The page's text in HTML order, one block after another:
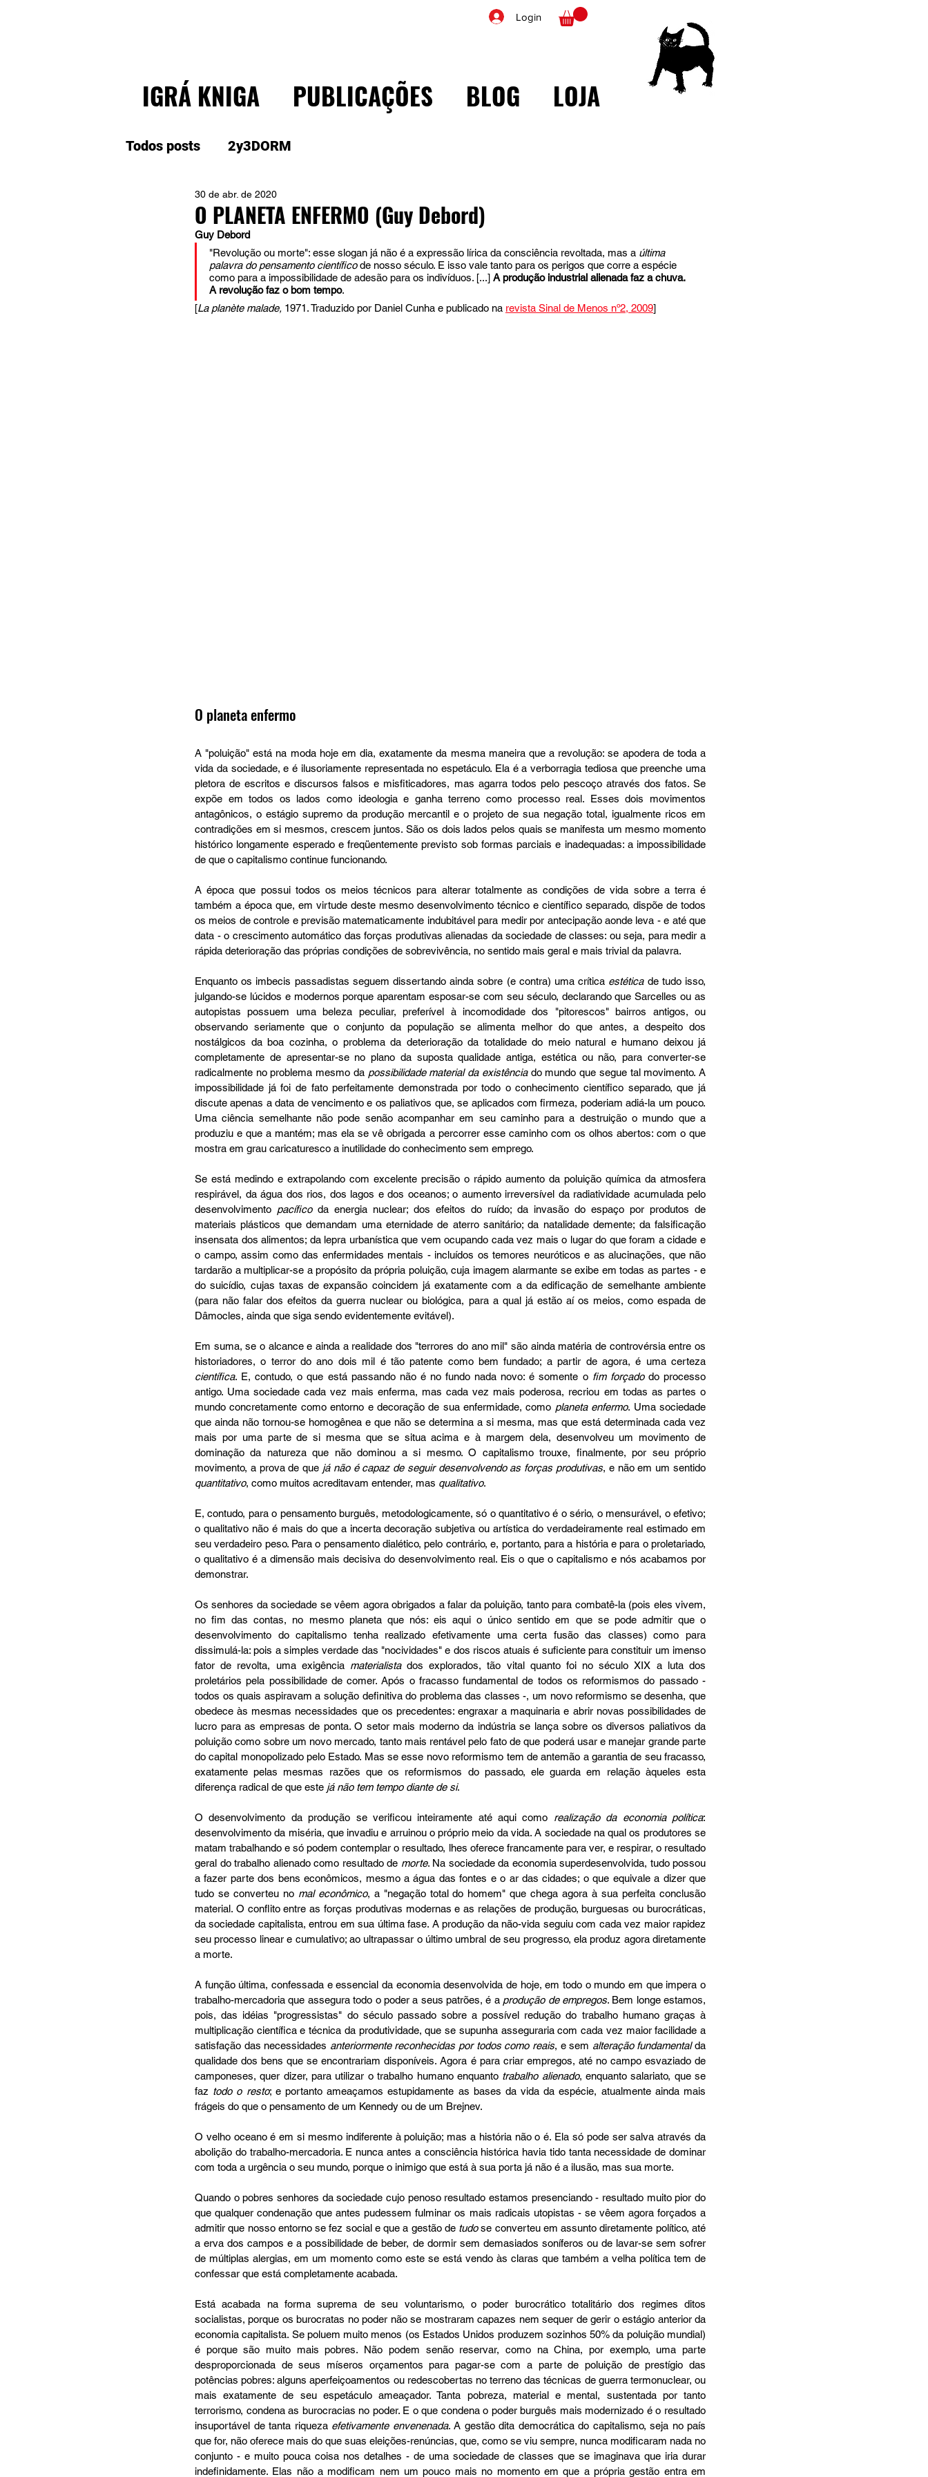
Login
IGRÁ KNIGA PUBLICAÇÕES BLOG LOJA
Todos posts 2y3DORM
O PLANETA ENFERMO (Guy Debord)
30 de abr. de 2020
Guy Debord
"Revolução ou morte": esse slogan já não é a expressão lírica da consciência revoltada, mas a última
palavra do pensamento científico de nosso século. E isso vale tanto para os perigos que corre a espécie
como para a impossibilidade de adesão para os indivíduos. [...] A produção industrial alienada faz a chuva.
A revolução faz o bom tempo.
[La planète malade, 1971. Traduzido por Daniel Cunha e publicado na revista Sinal de Menos nº2, 2009]
O planeta enfermo
A "poluição" está na moda hoje em dia, exatamente da mesma maneira que a revolução: se apodera de toda a
vida da sociedade, e é ilusoriamente representada no espetáculo. Ela é a verborragia tediosa que preenche uma
pletora de escritos e discursos falsos e misfiticadores, mas agarra todos pelo pescoço através dos fatos. Se
expõe em todos os lados como ideologia e ganha terreno como processo real. Esses dois movimentos
antagônicos, o estágio supremo da produção mercantil e o projeto de sua negação total, igualmente ricos em
contradições em si mesmos, crescem juntos. São os dois lados pelos quais se manifesta um mesmo momento
histórico longamente esperado e freqüentemente previsto sob formas parciais e inadequadas: a impossibilidade
de que o capitalismo continue funcionando.
A época que possui todos os meios técnicos para alterar totalmente as condições de vida sobre a terra é
também a época que, em virtude deste mesmo desenvolvimento técnico e científico separado, dispõe de todos
os meios de controle e previsão matematicamente indubitável para medir por antecipação aonde leva - e até que
data - o crescimento automático das forças produtivas alienadas da sociedade de classes: ou seja, para medir a
rápida deterioração das próprias condições de sobrevivência, no sentido mais geral e mais trivial da palavra.
Enquanto os imbecis passadistas seguem dissertando ainda sobre (e contra) uma crítica estética de tudo isso,
julgando-se lúcidos e modernos porque aparentam esposar-se com seu século, declarando que Sarcelles ou as
autopistas possuem uma beleza peculiar, preferível à incomodidade dos "pitorescos" bairros antigos, ou
observando seriamente que o conjunto da população se alimenta melhor do que antes, a despeito dos
nostálgicos da boa cozinha, o problema da deterioração da totalidade do meio natural e humano deixou já
completamente de apresentar-se no plano da suposta qualidade antiga, estética ou não, para converter-se
radicalmente no problema mesmo da possibilidade material da existência do mundo que segue tal movimento. A
impossibilidade já foi de fato perfeitamente demonstrada por todo o conhecimento científico separado, que já
discute apenas a data de vencimento e os paliativos que, se aplicados com firmeza, poderiam adiá-la um pouco.
Uma ciência semelhante não pode senão acompanhar em seu caminho para a destruição o mundo que a
produziu e que a mantém; mas ela se vê obrigada a percorrer esse caminho com os olhos abertos: com o que
mostra em grau caricaturesco a inutilidade do conhecimento sem emprego.
Se está medindo e extrapolando com excelente precisão o rápido aumento da poluição química da atmosfera
respirável, da água dos rios, dos lagos e dos oceanos; o aumento irreversível da radiatividade acumulada pelo
desenvolvimento pacífico da energia nuclear; dos efeitos do ruído; da invasão do espaço por produtos de
materiais plásticos que demandam uma eternidade de aterro sanitário; da natalidade demente; da falsificação
insensata dos alimentos; da lepra urbanística que vem ocupando cada vez mais o lugar do que foram a cidade e
o campo, assim como das enfermidades mentais - incluídos os temores neuróticos e as alucinações, que não
tardarão a multiplicar-se a propósito da própria poluição, cuja imagem alarmante se exibe em todas as partes - e
do suicídio, cujas taxas de expansão coincidem já exatamente com a da edificação de semelhante ambiente
(para não falar dos efeitos da guerra nuclear ou biológica, para a qual já estão aí os meios, como espada de
Dâmocles, ainda que siga sendo evidentemente evitável).
Em suma, se o alcance e ainda a realidade dos "terrores do ano mil" são ainda matéria de controvérsia entre os
científica. E, contudo, o que está passando não é no fundo nada novo: é somente o fim forçado do processo
antigo. Uma sociedade cada vez mais enferma, mas cada vez mais poderosa, recriou em todas as partes o
mundo concretamente como entorno e decoração de sua enfermidade, como planeta enfermo. Uma sociedade
que ainda não tornou-se homogênea e que não se determina a si mesma, mas que está determinada cada vez
mais por uma parte de si mesma que se situa acima e à margem dela, desenvolveu um movimento de
dominação da natureza que não dominou a si mesmo. O capitalismo trouxe, finalmente, por seu próprio
movimento, a prova de que já não é capaz de seguir desenvolvendo as forças produtivas
quantitativo, como muitos acreditavam entender, mas qualitativo.
E, contudo, para o pensamento burguês, metodologicamente, só o quantitativo é o sério, o mensurável, o efetivo;
o qualitativo não é mais do que a incerta decoração subjetiva ou artística do verdadeiramente real estimado em
seu verdadeiro peso. Para o pensamento dialético, pelo contrário, e, portanto, para a história e para o proletariado,
o qualitativo é a dimensão mais decisiva do desenvolvimento real. Eis o que o capitalismo e nós acabamos por
demonstrar.
Os senhores da sociedade se vêem agora obrigados a falar da poluição, tanto para combatê-la (pois eles vivem,
no fim das contas, no mesmo planeta que nós: eis aqui o único sentido em que se pode admitir que o
desenvolvimento do capitalismo tenha realizado efetivamente uma certa fusão das classes) como para
dissimulá-la: pois a simples verdade das "nocividades" e dos riscos atuais é suficiente para constituir um imenso
fator de revolta, uma exigência materialista dos explorados, tão vital quanto foi no século XIX a luta dos
proletários pela possibilidade de comer. Após o fracasso fundamental de todos os reformismos do passado -
todos os quais aspiravam a solução definitiva do problema das classes -, um novo reformismo se desenha, que
obedece às mesmas necessidades que os precedentes: engraxar a maquinaria e abrir novas possibilidades de
lucro para as empresas de ponta. O setor mais moderno da indústria se lança sobre os diversos paliativos da
poluição como sobre um novo mercado, tanto mais rentável pelo fato de que poderá usar e manejar grande parte
do capital monopolizado pelo Estado. Mas se esse novo reformismo tem de antemão a garantia de seu fracasso,
exatamente pelas mesmas razões que os reformismos do passado, ele guarda em relação àqueles esta
diferença radical de que este já não tem tempo diante de si.
O desenvolvimento da produção se verificou inteiramente até aqui como realização da economia política:
desenvolvimento da miséria, que invadiu e arruinou o próprio meio da vida. A sociedade na qual os produtores se
matam trabalhando e só podem contemplar o resultado, lhes oferece francamente para ver, e respirar, o resultado
geral do trabalho alienado como resultado de morte. Na sociedade da economia superdesenvolvida, tudo possou
a fazer parte dos bens econômicos, mesmo a água das fontes e o ar das cidades; o que equivale a dizer que
tudo se converteu no mal econômico, a "negação total do homem" que chega agora à sua perfeita conclusão
material. O conflito entre as forças produtivas modernas e as relações de produção, burguesas ou burocráticas,
da sociedade capitalista, entrou em sua última fase. A produção da não-vida seguiu com cada vez maior rapidez
seu processo linear e cumulativo; ao ultrapassar o último umbral de seu progresso, ela produz agora diretamente
a morte.
A função última, confessada e essencial da economia desenvolvida de hoje, em todo o mundo em que impera o
trabalho-mercadoria que assegura todo o poder a seus patrões, é a produção de empregos. Bem longe estamos,
pois, das idéias "progressistas" do século passado sobre a possível redução do trabalho humano graças à
multiplicação científica e técnica da produtividade, que se supunha asseguraria com cada vez maior facilidade a
satisfação das necessidades anteriormente reconhecidas por todos como reais, e sem alteração fundamental da
qualidade dos bens que se encontrariam disponíveis. Agora é para criar empregos, até no campo esvaziado de
camponeses, quer dizer, para utilizar o trabalho humano enquanto trabalho alienado, enquanto salariato, que se
faz todo o resto; e portanto ameaçamos estupidamente as bases da vida da espécie, atualmente ainda mais
frágeis do que o pensamento de um Kennedy ou de um Brejnev.
O velho oceano é em si mesmo indiferente à poluição; mas a história não o é. Ela só pode ser salva através da
abolição do trabalho-mercadoria. E nunca antes a consciência histórica havia tido tanta necessidade de dominar
com toda a urgência o seu mundo, porque o inimigo que está à sua porta já não é a ilusão, mas sua morte.
Quando o pobres senhores da sociedade cujo penoso resultado estamos presenciando - resultado muito pior do
que qualquer condenação que antes pudessem fulminar os mais radicais utopistas - se vêem agora forçados a
admitir que nosso entorno se fez social e que a gestão de tudo se converteu em assunto diretamente político, até
a erva dos campos e a possibilidade de beber, de dormir sem demasiados soníferos ou de lavar-se sem sofrer
de múltiplas alergias, em um momento como este se está vendo às claras que também a velha política tem de
confessar que está completamente acabada.
Está acabada na forma suprema de seu voluntarismo, o poder burocrático totalitário dos regimes ditos
socialistas, porque os burocratas no poder não se mostraram capazes nem sequer de gerir o estágio anterior da
economia capitalista. Se poluem muito menos (os Estados Unidos produzem sozinhos 50% da poluição mundial)
é porque são muito mais pobres. Não podem senão reservar, como na China, por exemplo, uma parte
desproporcionada de seus míseros orçamentos para pagar-se com a parte de poluição de prestígio das
potências pobres: alguns aperfeiçoamentos ou redescobertas no terreno das técnicas de guerra termonuclear, ou
mais exatamente de seu espetáculo ameaçador. Tanta pobreza, material e mental, sustentada por tanto
terrorismo, condena as burocracias no poder. E o que condena o poder burguês mais modernizado é o resultado
insuportável de tanta riqueza efetivamente envenenada. A gestão dita democrática do capitalismo, seja no país
que for, não oferece mais do que suas eleições-renúncias, que, como se viu sempre, nunca modificaram nada no
conjunto - e muito pouca coisa nos detalhes - de uma sociedade de classes que se imaginava que iria durar
indefinidamente. Elas não a modificam nem um pouco mais no momento em que a própria gestão entra em